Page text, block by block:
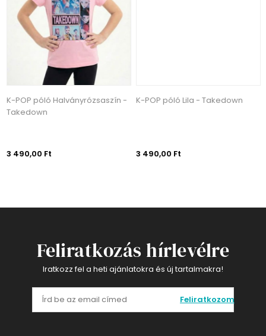
K-POP póló Halványrózsaszín -
Takedown
3 490,00 Ft
K-POP póló Lila - Takedown
3 490,00 Ft
Feliratkozás hírlevélre
Iratkozz fel a heti ajánlatokra és új tartalmakra!
Feliratkozom